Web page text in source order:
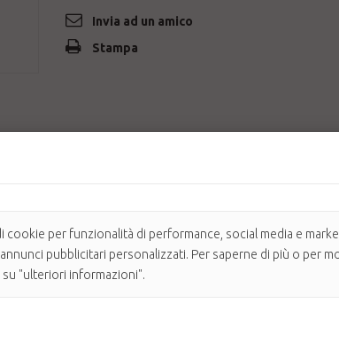
Invia ad un amico
Stampa
cookie per funzionalità di performance, social media e
pubblicitari personalizzati. Per saperne di più o per
"ulteriori informazioni".